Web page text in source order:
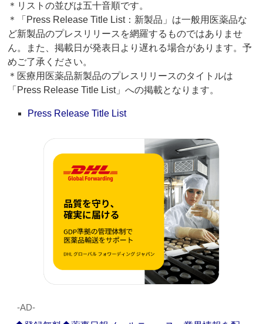
＊リストの並びは五十音順です。
＊「Press Release Title List：新製品」は一般用医薬品な
ど新製品のプレスリリースを網羅するものではありませ
ん。また、掲載日が発表日より遅れる場合があります。予
めご了承ください。
＊医療用医薬品新製品のプレスリリースのタイトルは
「Press Release Title List」への掲載となります。
Press Release Title List
‐AD‐